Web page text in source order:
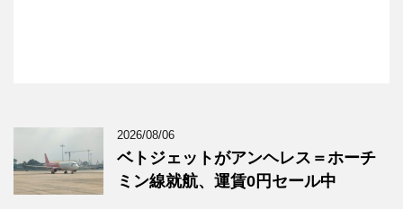
2026/08/06
ベトジェットがアンヘレス＝ホーチ
ミン線就航、運賃0円セール中